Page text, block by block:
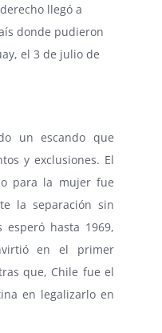
llegó a
donde pudieron
el 3 de julio de
un escando que
y exclusiones. El
para la mujer fue
la separación sin
esperó hasta 1969,
en el primer
que, Chile fue el
en legalizarlo en